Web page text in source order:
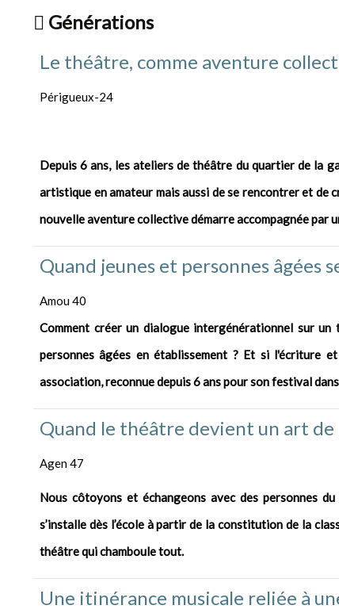
Générations
Le théâtre, comme aventure
Périgueux-24
Depuis 6 ans, les ateliers de théâtre du quartier de la
artistique en amateur mais aussi de se rencontrer et de
nouvelle aventure collective démarre accompagnée par
Quand jeunes et personnes âgées
Amou 40
Comment créer un dialogue intergénérationnel sur
personnes âgées en établissement ? Et si l'écriture
association, reconnue depuis 6 ans pour son festival
Quand le théâtre devient un art de
Agen 47
Nous côtoyons et échangeons avec des personnes
s’installe dès l’école à partir de la constitution de la
théâtre qui chamboule tout.
Une itinérance musicale reliée à